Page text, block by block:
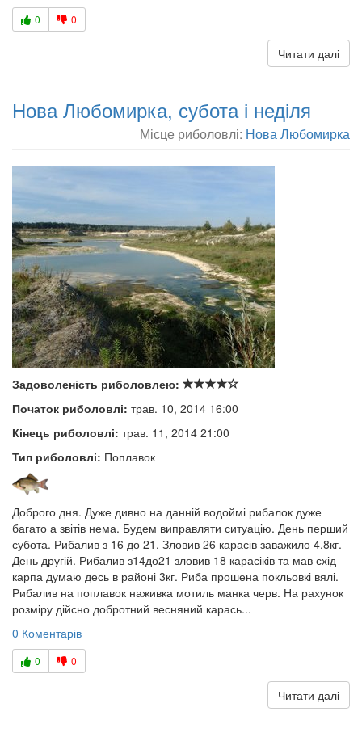
0 0
Читати далі
Нова Любомирка, субота і неділя
Місце риболовлі: Нова Любомирка
Задоволеність риболовлею:
Початок риболовлі: трав. 10, 2014 16:00
Кінець риболовлі: трав. 11, 2014 21:00
Тип риболовлі: Поплавок
Доброго дня. Дуже дивно на данній водоймі рибалок дуже
багато а звітів нема. Будем виправляти ситуацію. День перший
субота. Рибалив з 16 до 21. Зловив 26 карасів заважило 4.8кг.
День другій. Рибалив з14до21 зловив 18 карасіків та мав схід
карпа думаю десь в районі 3кг. Риба прошена покльовкі вялі.
Рибалив на поплавок наживка мотиль манка черв. На рахунок
розміру дійсно добротний весняний карась...
0 Коментарів
0 0
Читати далі